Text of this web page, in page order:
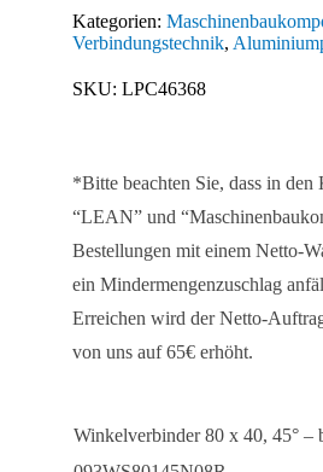
40,
Menge
Kategorien:
Verbindungstechnik,
SKU: LPC46368
*Bitte beachten Sie, dass in den
“LEAN” und
Bestellungen mit einem Netto-
ein Mindermengenzuschlag
Erreichen wird der Netto-
von uns auf 65€ erhöht.
Winkelverbinder 80 x 40, 45° –